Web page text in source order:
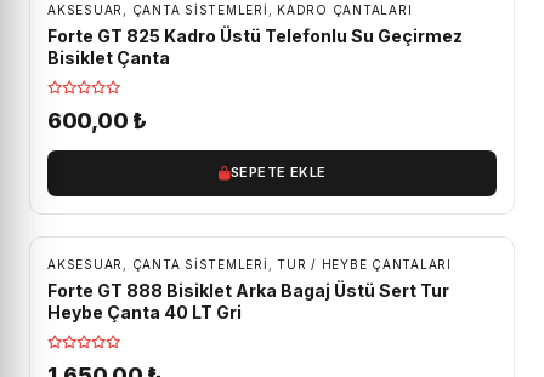
AKSESUAR ÇANTA SISTEMLERI KADRO ÇANTALARI
Forte GT 825 Kadro Üstü Telefonlu Su Geçirmez
Bisiklet Çanta
600,00 ₺
SEPETE EKLE
AKSESUAR ÇANTA SISTEMLERI TUR / HEYBE ÇANTALARI
Forte GT 888 Bisiklet Arka Bagaj Üstü Sert Tur
Heybe Çanta 40 LT Gri